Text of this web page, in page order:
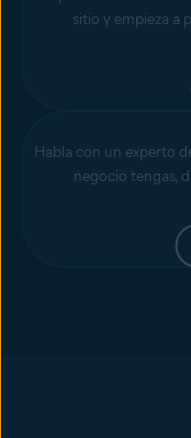
sitio y empieza a
Habla con un experto
negocio tengas,